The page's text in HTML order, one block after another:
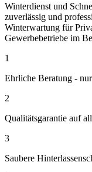
Winterdienst und
zuverlässig und
Winterwartung für
Gewerbebetriebe im
1
Ehrliche Beratung -
2
Qualitätsgarantie auf
3
Saubere